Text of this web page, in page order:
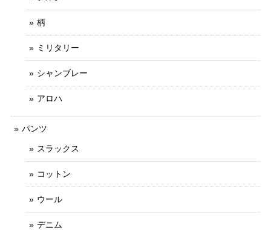
柄
ミリタリー
シャンブレー
アロハ
パンツ
スラックス
コットン
ウール
デニム